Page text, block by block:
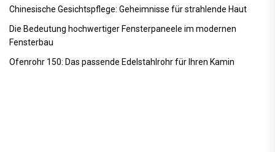
Chinesische Gesichtspflege: Geheimnisse für strahlende Haut
Die Bedeutung hochwertiger Fensterpaneele im modernen
Fensterbau
Ofenrohr 150: Das passende Edelstahlrohr für Ihren Kamin